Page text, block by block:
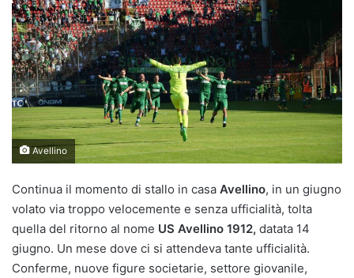
Avellino
Continua il momento di stallo in casa Avellino, in un giugno
volato via troppo velocemente e senza ufficialità, tolta
quella del ritorno al nome US Avellino 1912, datata 14
giugno. Un mese dove ci si attendeva tante ufficialità.
Conferme, nuove figure societarie, settore giovanile,